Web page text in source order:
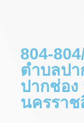
804-
ตำบลปา
ปากช่อง
นครราช